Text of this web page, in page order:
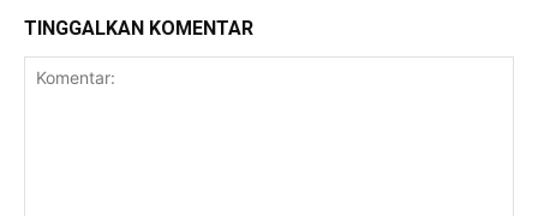
TINGGALKAN KOMENTAR